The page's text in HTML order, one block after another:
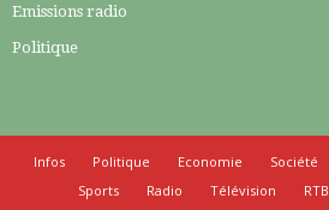
Emissions radio
Politique
Infos Politique Economie Société
Sports
Radio Télévision